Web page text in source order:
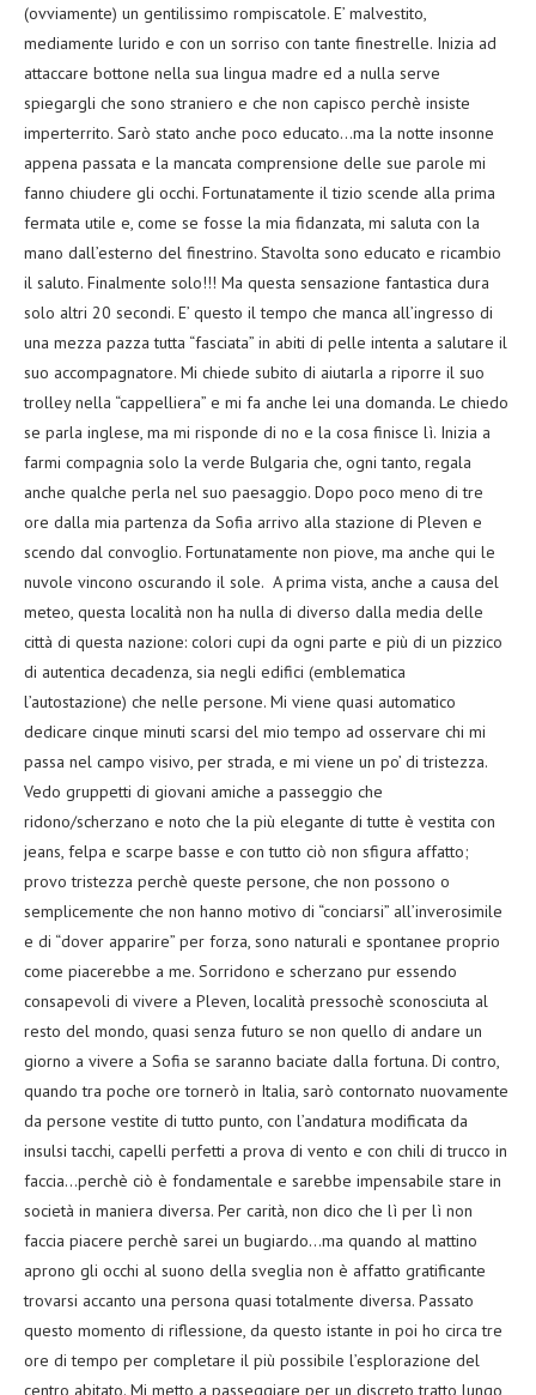
(ovviamente) un gentilissimo rompiscatole. E’ malvestito,
mediamente lurido e con un sorriso con tante finestrelle. Inizia ad
attaccare bottone nella sua lingua madre ed a nulla serve
spiegargli che sono straniero e che non capisco perchè insiste
imperterrito. Sarò stato anche poco educato…ma la notte insonne
appena passata e la mancata comprensione delle sue parole mi
fanno chiudere gli occhi. Fortunatamente il tizio scende alla prima
fermata utile e, come se fosse la mia fidanzata, mi saluta con la
mano dall’esterno del finestrino. Stavolta sono educato e ricambio
il saluto. Finalmente solo!!! Ma questa sensazione fantastica dura
solo altri 20 secondi. E’ questo il tempo che manca all’ingresso di
una mezza pazza tutta “fasciata” in abiti di pelle intenta a salutare il
suo accompagnatore. Mi chiede subito di aiutarla a riporre il suo
trolley nella “cappelliera” e mi fa anche lei una domanda. Le chiedo
se parla inglese, ma mi risponde di no e la cosa finisce lì. Inizia a
farmi compagnia solo la verde Bulgaria che, ogni tanto, regala
anche qualche perla nel suo paesaggio. Dopo poco meno di tre
ore dalla mia partenza da Sofia arrivo alla stazione di Pleven e
scendo dal convoglio. Fortunatamente non piove, ma anche qui le
nuvole vincono oscurando il sole. A prima vista, anche a causa del
meteo, questa località non ha nulla di diverso dalla media delle
città di questa nazione: colori cupi da ogni parte e più di un pizzico
di autentica decadenza, sia negli edifici (emblematica
l’autostazione) che nelle persone. Mi viene quasi automatico
dedicare cinque minuti scarsi del mio tempo ad osservare chi mi
passa nel campo visivo, per strada, e mi viene un po’ di tristezza.
Vedo gruppetti di giovani amiche a passeggio che
ridono/scherzano e noto che la più elegante di tutte è vestita con
jeans, felpa e scarpe basse e con tutto ciò non sfigura affatto;
provo tristezza perchè queste persone, che non possono o
semplicemente che non hanno motivo di “conciarsi” all’inverosimile
e di “dover apparire” per forza, sono naturali e spontanee proprio
come piacerebbe a me. Sorridono e scherzano pur essendo
consapevoli di vivere a Pleven, località pressochè sconosciuta al
resto del mondo, quasi senza futuro se non quello di andare un
giorno a vivere a Sofia se saranno baciate dalla fortuna. Di contro,
quando tra poche ore tornerò in Italia, sarò contornato nuovamente
da persone vestite di tutto punto, con l’andatura modificata da
insulsi tacchi, capelli perfetti a prova di vento e con chili di trucco in
faccia…perchè ciò è fondamentale e sarebbe impensabile stare in
società in maniera diversa. Per carità, non dico che lì per lì non
faccia piacere perchè sarei un bugiardo…ma quando al mattino
aprono gli occhi al suono della sveglia non è affatto gratificante
trovarsi accanto una persona quasi totalmente diversa. Passato
questo momento di riflessione, da questo istante in poi ho circa tre
ore di tempo per completare il più possibile l’esplorazione del
centro abitato. Mi metto a passeggiare per un discreto tratto lungo